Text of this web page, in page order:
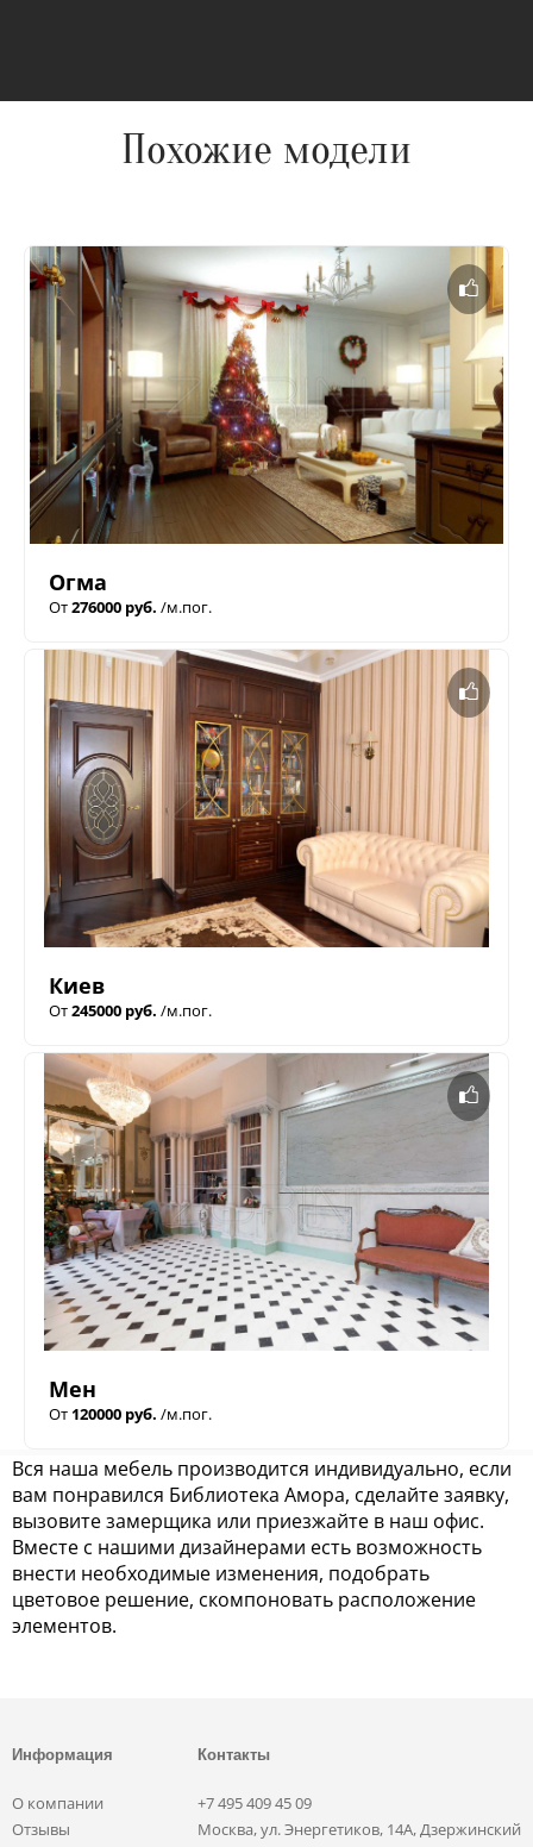
Похожие модели
Огма
От276000 руб. /м.пог.
Киев
От245000 руб. /м.пог.
Мен
От 120000 руб. /м.пог.
Вся наша мебель производится индивидуально, если
вам понравился Библиотека Амора, сделайте заявку,
вызовите замерщика или приезжайте в наш офис.
Вместе с нашими дизайнерами есть возможность
внести необходимые изменения, подобрать
цветовое решение, скомпоновать расположение
элементов.
Информация
О компании
Отзывы
Контакты
+7 495 409 45 09
Москва, ул. Энергетиков, 14А, Дзержинский